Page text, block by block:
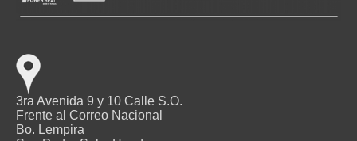
3ra Avenida 9 y 10 Calle S.O.
Frente al Correo Nacional
Bo. Lempira